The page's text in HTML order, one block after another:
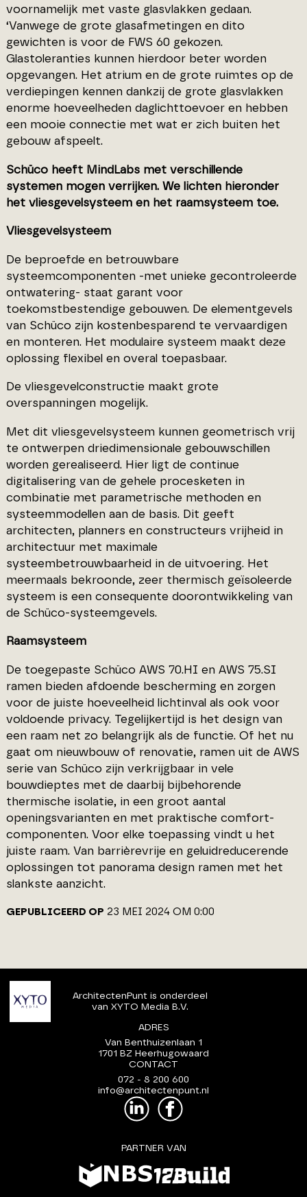
voornamelijk met vaste glasvlakken gedaan.
‘Vanwege de grote glasafmetingen en dito
gewichten is voor de FWS 60 gekozen.
Glastoleranties kunnen hierdoor beter worden
opgevangen. Het atrium en de grote ruimtes op de
verdiepingen kennen dankzij de grote glasvlakken
enorme hoeveelheden daglichttoevoer en hebben
een mooie connectie met wat er zich buiten het
gebouw afspeelt.
Schüco heeft MindLabs met verschillende
systemen mogen verrijken. We lichten hieronder
het vliesgevelsysteem en het raamsysteem toe.
Vliesgevelsysteem
De beproefde en betrouwbare
systeemcomponenten -met unieke gecontroleerde
ontwatering- staat garant voor
toekomstbestendige gebouwen. De elementgevels
van Schüco zijn kostenbesparend te vervaardigen
en monteren. Het modulaire systeem maakt deze
oplossing flexibel en overal toepasbaar.
De vliesgevelconstructie maakt grote
overspanningen mogelijk.
Met dit vliesgevelsysteem kunnen geometrisch vrij
te ontwerpen driedimensionale gebouwschillen
worden gerealiseerd. Hier ligt de continue
digitalisering van de gehele procesketen in
combinatie met parametrische methoden en
systeemmodellen aan de basis. Dit geeft
architecten, planners en constructeurs vrijheid in
architectuur met maximale
systeembetrouwbaarheid in de uitvoering. Het
meermaals bekroonde, zeer thermisch geïsoleerde
systeem is een consequente doorontwikkeling van
de Schüco-systeemgevels.
Raamsysteem
De toegepaste Schüco AWS 70.HI en AWS 75.SI
ramen bieden afdoende bescherming en zorgen
voor de juiste hoeveelheid lichtinval als ook voor
voldoende privacy. Tegelijkertijd is het design van
een raam net zo belangrijk als de functie. Of het nu
gaat om nieuwbouw of renovatie, ramen uit de AWS
serie van Schüco zijn verkrijgbaar in vele
bouwdieptes met de daarbij bijbehorende
thermische isolatie, in een groot aantal
openingsvarianten en met praktische comfort-
componenten. Voor elke toepassing vindt u het
juiste raam. Van barrièrevrije en geluidreducerende
oplossingen tot panorama design ramen met het
slankste aanzicht.
GEPUBLICEERD OP 23 MEI 2024 OM 0:00
ArchitectenPunt is onderdeel
van XYTO Media B.V.
ADRES
Van Benthuizenlaan 1
1701 BZ Heerhugowaard
CONTACT
072 - 8 200 600
info@architectenpunt.nl
PARTNER VAN